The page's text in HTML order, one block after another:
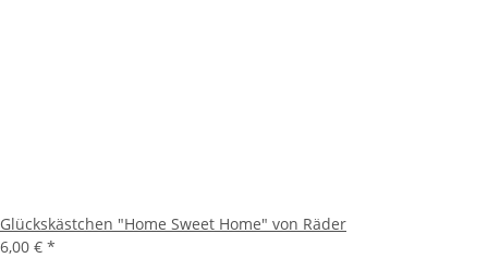
Glückskästchen "Home Sweet Home" von Räder
6,00 € *